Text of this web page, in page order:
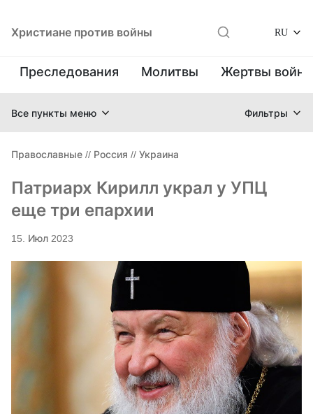
Христиане против войны RU
Преследования Молитвы Жертвы
Все пункты меню Фильтры
Православные // Россия // Украина
Патриарх Кирилл украл у УПЦ
еще три епархии
15. Июл 2023